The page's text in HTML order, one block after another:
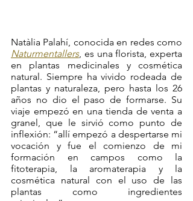
Naturmentallers, es una florista, experta
en plantas medicinales y cosmética
natural. Siempre ha vivido rodeada de
plantas y naturaleza, pero hasta los 26
años no dio el paso de formarse. Su
viaje empezó en una tienda de venta a
granel, que le sirvió como punto de
inflexión: “allí empezó a despertarse mi
vocación y fue el comienzo de mi
formación en campos como la
fitoterapia, la aromaterapia y la
cosmética natural con el uso de las
plantas como ingredientes